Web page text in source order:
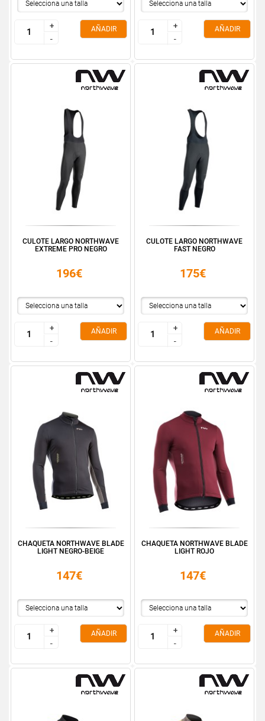
+
-
+
-
AÑADIR
+
-
+
-
AÑADIR
CULOTE LARGO NORTHWAVE
EXTREME PRO NEGRO
196€
+
-
+
-
AÑADIR
CULOTE LARGO NORTHWAVE
FAST NEGRO
175€
+
-
+
-
AÑADIR
CHAQUETA NORTHWAVE BLADE
LIGHT NEGRO-BEIGE
147€
+
-
+
-
AÑADIR
CHAQUETA NORTHWAVE BLADE
LIGHT ROJO
147€
+
-
+
-
AÑADIR